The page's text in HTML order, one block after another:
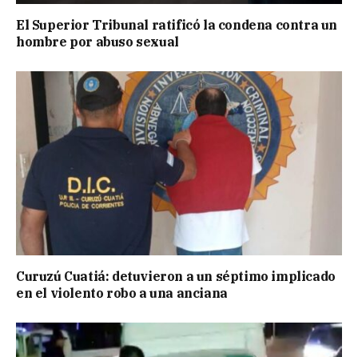
El Superior Tribunal ratificó la condena contra un
hombre por abuso sexual
Curuzú Cuatiá: detuvieron a un séptimo implicado
en el violento robo a una anciana